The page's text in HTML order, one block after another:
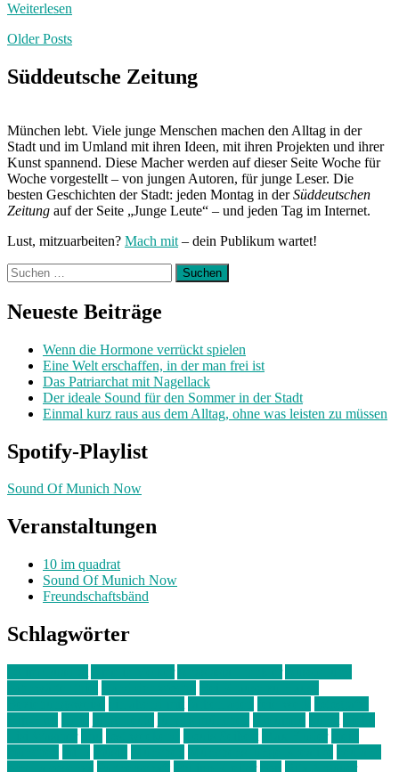
Weiterlesen
Posts
navigation
Older Posts
Süddeutsche Zeitung
München lebt. Viele junge Menschen machen den Alltag in der
Stadt und im Umland mit ihren Ideen, mit ihren Projekten und ihrer
Kunst spannend. Diese Macher werden auf dieser Seite Woche für
Woche vorgestellt – von jungen Autoren, für junge Leser. Die
besten Geschichten der Stadt: jeden Montag in derSüddeutschen
Zeitung auf der Seite „Junge Leute“ – und jeden Tag im Internet.
Lust, mitzuarbeiten? Mach mit – dein Publikum wartet!
Suchen
nach:
Neueste Beiträge
Wenn die Hormone verrückt spielen
Eine Welt erschaffen, in der man frei ist
Das Patriarchat mit Nagellack
Der ideale Sound für den Sommer in der Stadt
Einmal kurz raus aus dem Alltag, ohne was leisten zu müssen
Spotify-Playlist
Sound Of Munich Now
Veranstaltungen
10 im quadrat
Sound Of Munich Now
Freundschaftsbänd
Schlagwörter